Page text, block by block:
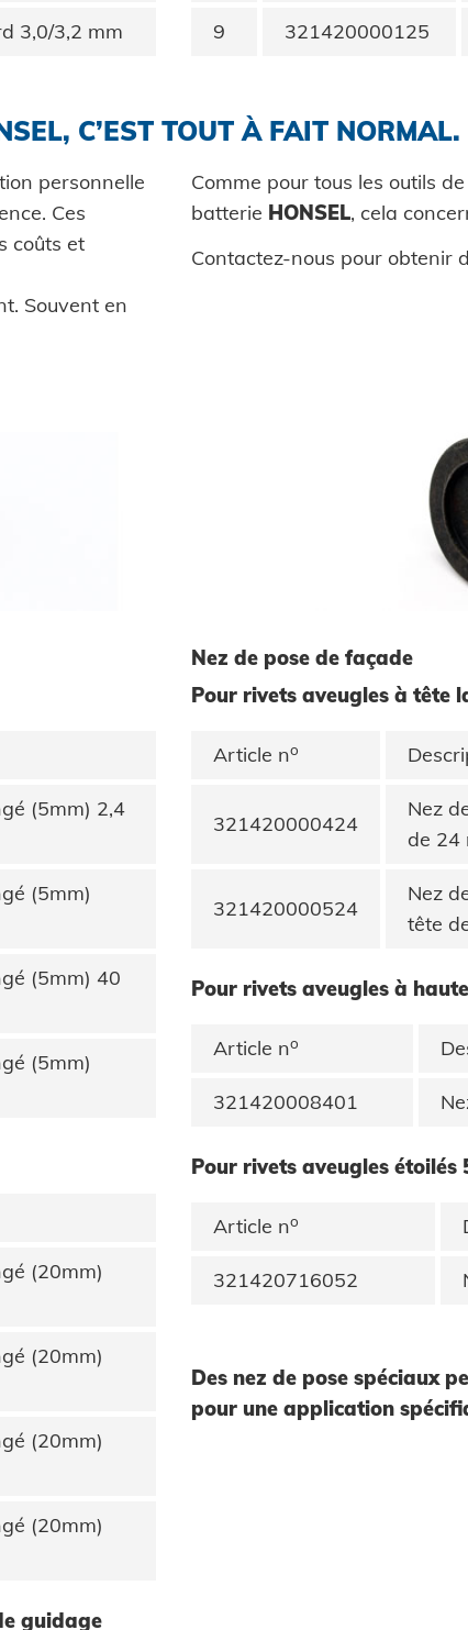
3,0/3,2 mm 9 321420000125
C’EST TOUT À FAIT NORMAL.
personnelle
Ces
coûts et
Souvent en
Comme pour tous les outils
batterie HONSEL, cela
Contactez-nous pour obtenir
(5mm) 2,4
(5mm)
(5mm) 40
(5mm)
(20mm)
(20mm)
(20mm)
(20mm)
guidage
Nez de pose de façade
Pour rivets aveugles à tête
Article no
321420000424
Nez
de 24
321420000524
Nez
tête
Pour rivets aveugles à
Article no
321420008401
Pour rivets aveugles étoilés
Article no
321420716052
Des nez de pose spéciaux
pour une application